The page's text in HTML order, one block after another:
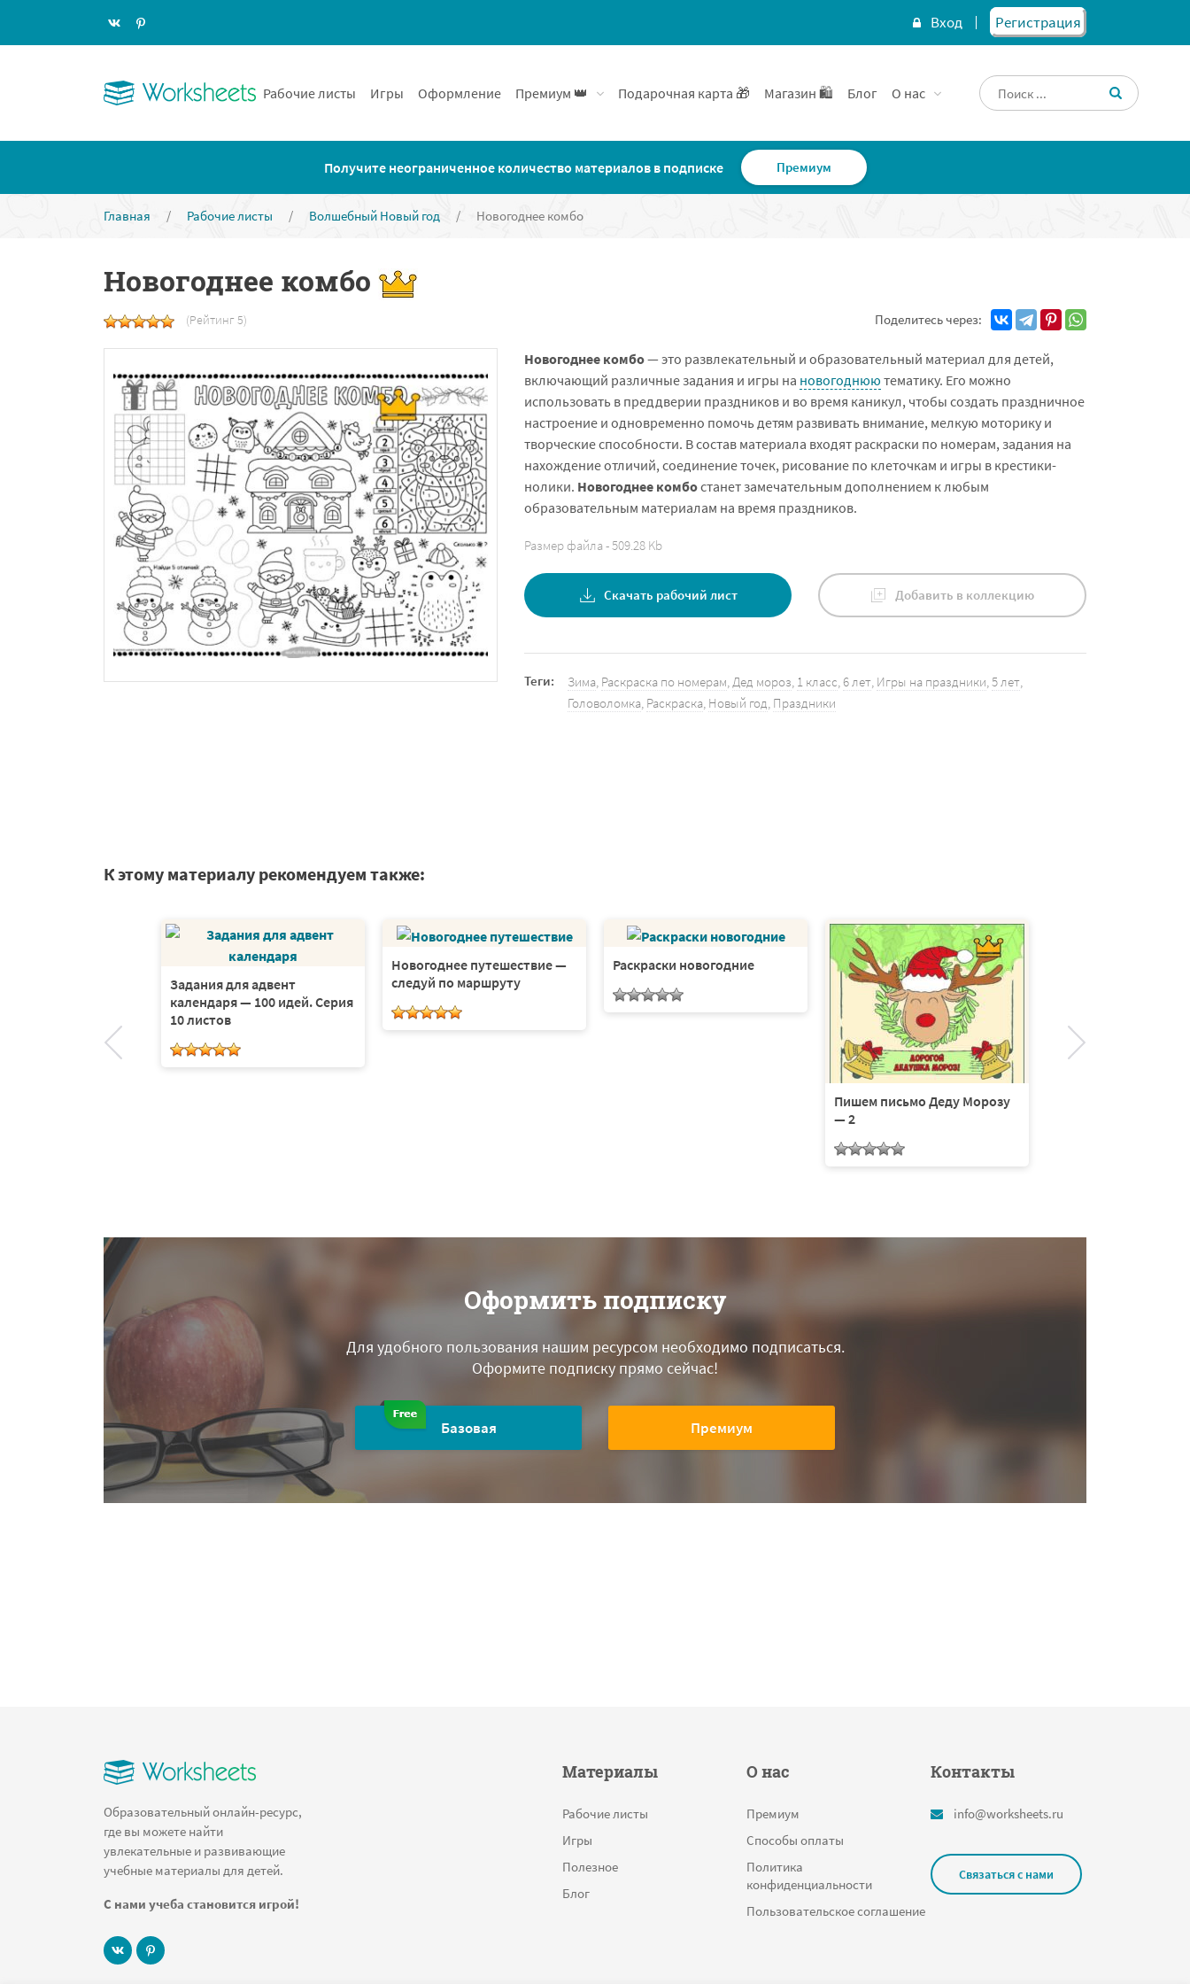
Вход Регистрация
Рабочие листы Игры Оформление Премиум 👑 Подарочная карта 🎁 Магазин 🛍️ Блог О нас
Получите неограниченное количество материалов в подписке Премиум
Главная / Рабочие листы / Волшебный Новый год / Новогоднее комбо
Новогоднее комбо
(Рейтинг 5) Поделитесь через:
Новогоднее комбо— это развлекательный и образовательный материал для детей,
включающий различные задания и игры на новогоднюю тематику. Его можно
использовать в преддверии праздников и во время каникул, чтобы создать праздничное
настроение и одновременно помочь детям развивать внимание, мелкую моторику и
творческие способности. В состав материала входят раскраски по номерам, задания на
нахождение отличий, соединение точек, рисование по клеточкам и игры в крестики-
нолики. Новогоднее комбостанет замечательным дополнением к любым
образовательным материалам на время праздников.
Размер файла - 509.28 Kb
Скачать рабочий лист Добавить в коллекцию
Теги: Зима Раскраска по номерам Дед мороз 1 класс 6 лет Игры на праздники 5 лет
Головоломка Раскраска Новый год Праздники
К этому материалу рекомендуем также:
настольная игра
Задания для адвент
календаря — 100 идей. Серия
10 листов
Новогоднее путешествие —
следуй по маршруту
Раскраски новогодние
Пишем письмо Деду Морозу
— 2
Оформить подписку
Для удобного пользования нашим ресурсом необходимо подписаться.
Оформите подписку прямо сейчас!
Базовая Премиум
Образовательный онлайн-ресурс,
где вы можете найти
увлекательные и развивающие
учебные материалы для детей.
С нами учеба становится игрой!
Материалы
Рабочие листы
Игры
Полезное
Блог
О нас
Премиум
Способы оплаты
Политика
конфиденциальности
Пользовательское соглашение
Контакты
info@worksheets.ru
Связаться с нами